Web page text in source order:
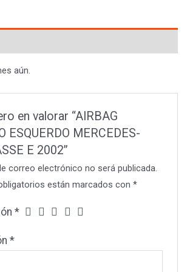
aún.
en valorar “AIRBAG
ESQUERDO MERCEDES-
E 2002”
correo electrónico no será publicada.
están marcados con*
*
*